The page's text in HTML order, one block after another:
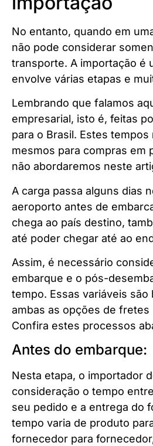
No entanto, quando em
não pode considerar
transporte. A importação é
envolve várias etapas e
Lembrando que falamos
empresarial, isto é, feitas
para o Brasil. Estes tempos
mesmos para compras em
não abordaremos neste
A carga passa alguns dias
aeroporto antes de
chega ao país destino,
até poder chegar até ao
Assim, é necessário
embarque e o pós-
tempo. Essas variáveis são
ambas as opções de fretes
Confira estes processos
Antes do embarque:
Nesta etapa, o importador
consideração o tempo
seu pedido e a entrega do
tempo varia de produto
fornecedor para